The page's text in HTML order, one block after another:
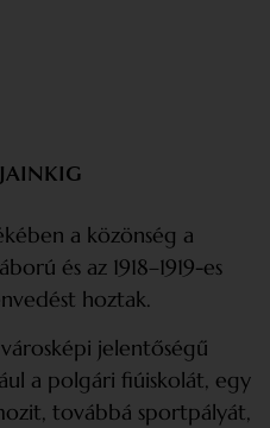
a közönség a
és az 1918–1919-es
hoztak.
jelentőségű
a polgári fiúiskolát, egy
továbbá sportpályát,